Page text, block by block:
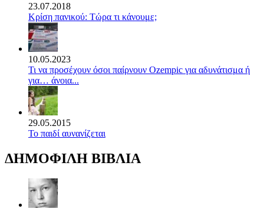
23.07.2018
Κρίση πανικού: Τώρα τι κάνουμε;
10.05.2023
Τι να προσέχουν όσοι παίρνουν Ozempic για αδυνάτισμα ή
για… άνοια...
29.05.2015
Το παιδί αυνανίζεται
ΔΗΜΟΦΙΛΗ ΒΙΒΛΙΑ